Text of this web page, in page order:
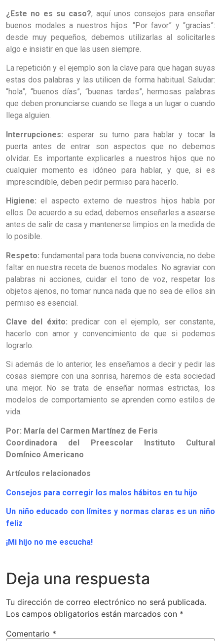
¿Este no es su caso?, aquí unos consejos para enseñar
buenos modales a nuestros hijos: “Por favor” y “gracias”:
desde muy pequeños, debemos utilizarlas al solicitarles
algo e insistir en que las usen siempre.
La repetición y el ejemplo son la clave para que hagan suyas
estas dos palabras y las utilicen de forma habitual. Saludar:
“hola”, “buenos días”, “buenas tardes”, hermosas palabras
que deben pronunciarse cuando se llega a un lugar o cuando
llega alguien.
Interrupciones: esperar su turno para hablar y tocar la
puerta antes de entrar son aspectos que no debemos
olvidar. Es importante explicarles a nuestros hijos que no
cualquier momento es idóneo para hablar, y que, si es
imprescindible, deben pedir permiso para hacerlo.
Higiene: el aspecto externo de nuestros hijos habla por
ellos. De acuerdo a su edad, debemos enseñarles a asearse
antes de salir de casa y mantenerse limpios en la medida de
lo posible.
Respeto: fundamental para toda buena convivencia, no debe
faltar en nuestra receta de buenos modales. No agraviar con
palabras ni acciones, cuidar el tono de voz, respetar los
objetos ajenos, no tomar nunca nada que no sea de ellos sin
permiso es esencial.
Clave del éxito: predicar con el ejemplo, ser constante,
hacerlo con amor y convencimiento de que si podemos
lograrlo.
Si además de lo anterior, les enseñamos a decir y pedir las
cosas siempre con una sonrisa, haremos de esta sociedad
una mejor. No se trata de enseñar normas estrictas, los
modelos de comportamiento se aprenden como estilos de
vida.
Por: María del Carmen Martínez de Feris
Coordinadora del Preescolar Instituto Cultural
Domínico Americano
Artículos relacionados
Consejos para corregir los malos hábitos en tu hijo
Un niño educado con límites y normas claras es un niño
feliz
¡Mi hijo no me escucha!
Deja una respuesta
Tu dirección de correo electrónico no será publicada.
Los campos obligatorios están marcados con *
Comentario *